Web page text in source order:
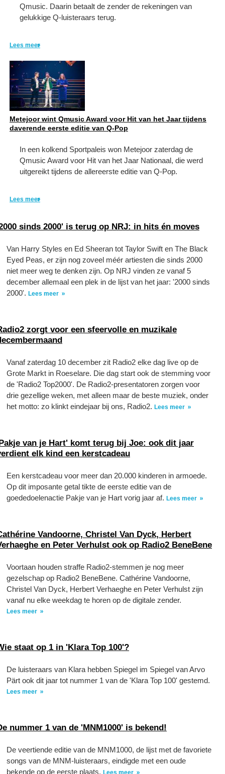
Qmusic. Daarin betaalt de zender de rekeningen van
gelukkige Q-luisteraars terug.
Lees meer
Metejoor wint Qmusic Award voor Hit van het Jaar tijdens
daverende eerste editie van Q-Pop
In een kolkend Sportpaleis won Metejoor zaterdag de
Qmusic Award voor Hit van het Jaar Nationaal, die werd
uitgereikt tijdens de allereerste editie van Q-Pop.
Lees meer
sinds 2000' is terug op NRJ: in hits én moves
Van Harry Styles en Ed Sheeran tot Taylor Swift en The Black
Eyed Peas, er zijn nog zoveel méér artiesten die sinds 2000
niet meer weg te denken zijn. Op NRJ vinden ze vanaf 5
december allemaal een plek in de lijst van het jaar: '2000 sinds
2000'. Lees meer
zorgt voor een sfeervolle en muzikale
Vanaf zaterdag 10 december zit Radio2 elke dag live op de
Grote Markt in Roeselare. Die dag start ook de stemming voor
de 'Radio2 Top2000'. De Radio2-presentatoren zorgen voor
drie gezellige weken, met alleen maar de beste muziek, onder
het motto: zo klinkt eindejaar bij ons, Radio2. Lees meer
van je Hart' komt terug bij Joe: ook dit jaar
elk kind een kerstcadeau
Een kerstcadeau voor meer dan 20.000 kinderen in armoede.
Op dit imposante getal tikte de eerste editie van de
goededoelenactie Pakje van je Hart vorig jaar af. Lees meer
Vandoorne, Christel Van Dyck, Herbert
en Peter Verhulst ook op Radio2 BeneBene
Voortaan houden straffe Radio2-stemmen je nog meer
gezelschap op Radio2 BeneBene. Cathérine Vandoorne,
Christel Van Dyck, Herbert Verhaeghe en Peter Verhulst zijn
vanaf nu elke weekdag te horen op de digitale zender.
Lees meer
staat op 1 in 'Klara Top 100'?
De luisteraars van Klara hebben Spiegel im Spiegel van Arvo
Pärt ook dit jaar tot nummer 1 van de 'Klara Top 100' gestemd.
Lees meer
nummer 1 van de 'MNM1000' is bekend!
De veertiende editie van de MNM1000, de lijst met de favoriete
songs van de MNM-luisteraars, eindigde met een oude
bekende op de eerste plaats. Lees meer